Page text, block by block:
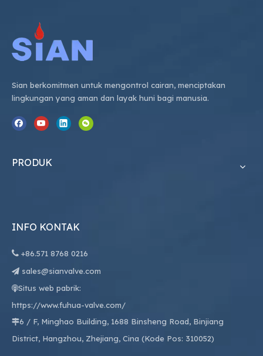
Sian berkomitmen untuk mengontrol cairan, menciptakan
lingkungan yang aman dan layak huni bagi manusia.
PRODUK
INFO KONTAK
 +86.571 8768 0216
 sales@sianvalve.com
Situs web pabrik:
https://www.fuhua-valve.com/
6 / F, Minghao Building, 1688 Binsheng Road, Binjiang
District, Hangzhou, Zhejiang, Cina (Kode Pos: 310052)